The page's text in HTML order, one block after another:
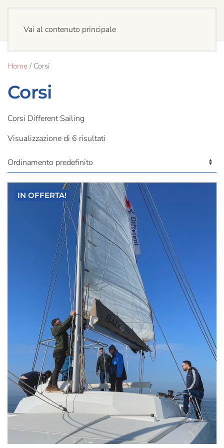
Vai al contenuto principale
Home / Corsi
Corsi
Corsi Different Sailing
Visualizzazione di 6 risultati
IN OFFERTA!